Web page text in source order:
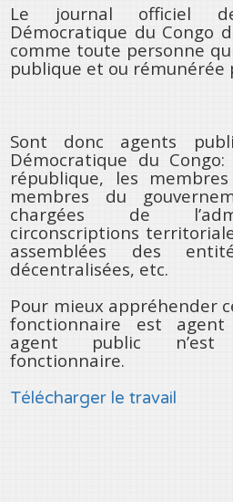
Le journal officiel
Démocratique du Congo
comme toute personne
publique et ou rémunérée
Sont donc agents
Démocratique du
république, les
membres du
chargées de
circonscriptions
assemblées des
décentralisées, etc.
Pour mieux appréhender
fonctionnaire est
agent public n’est
fonctionnaire.
Télécharger le travail